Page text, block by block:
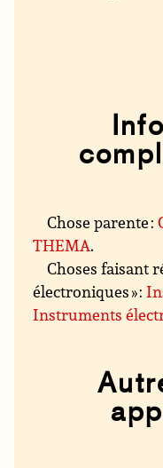
Chose parente :
THEMA.
Choses faisant
électroniques » :
Instruments